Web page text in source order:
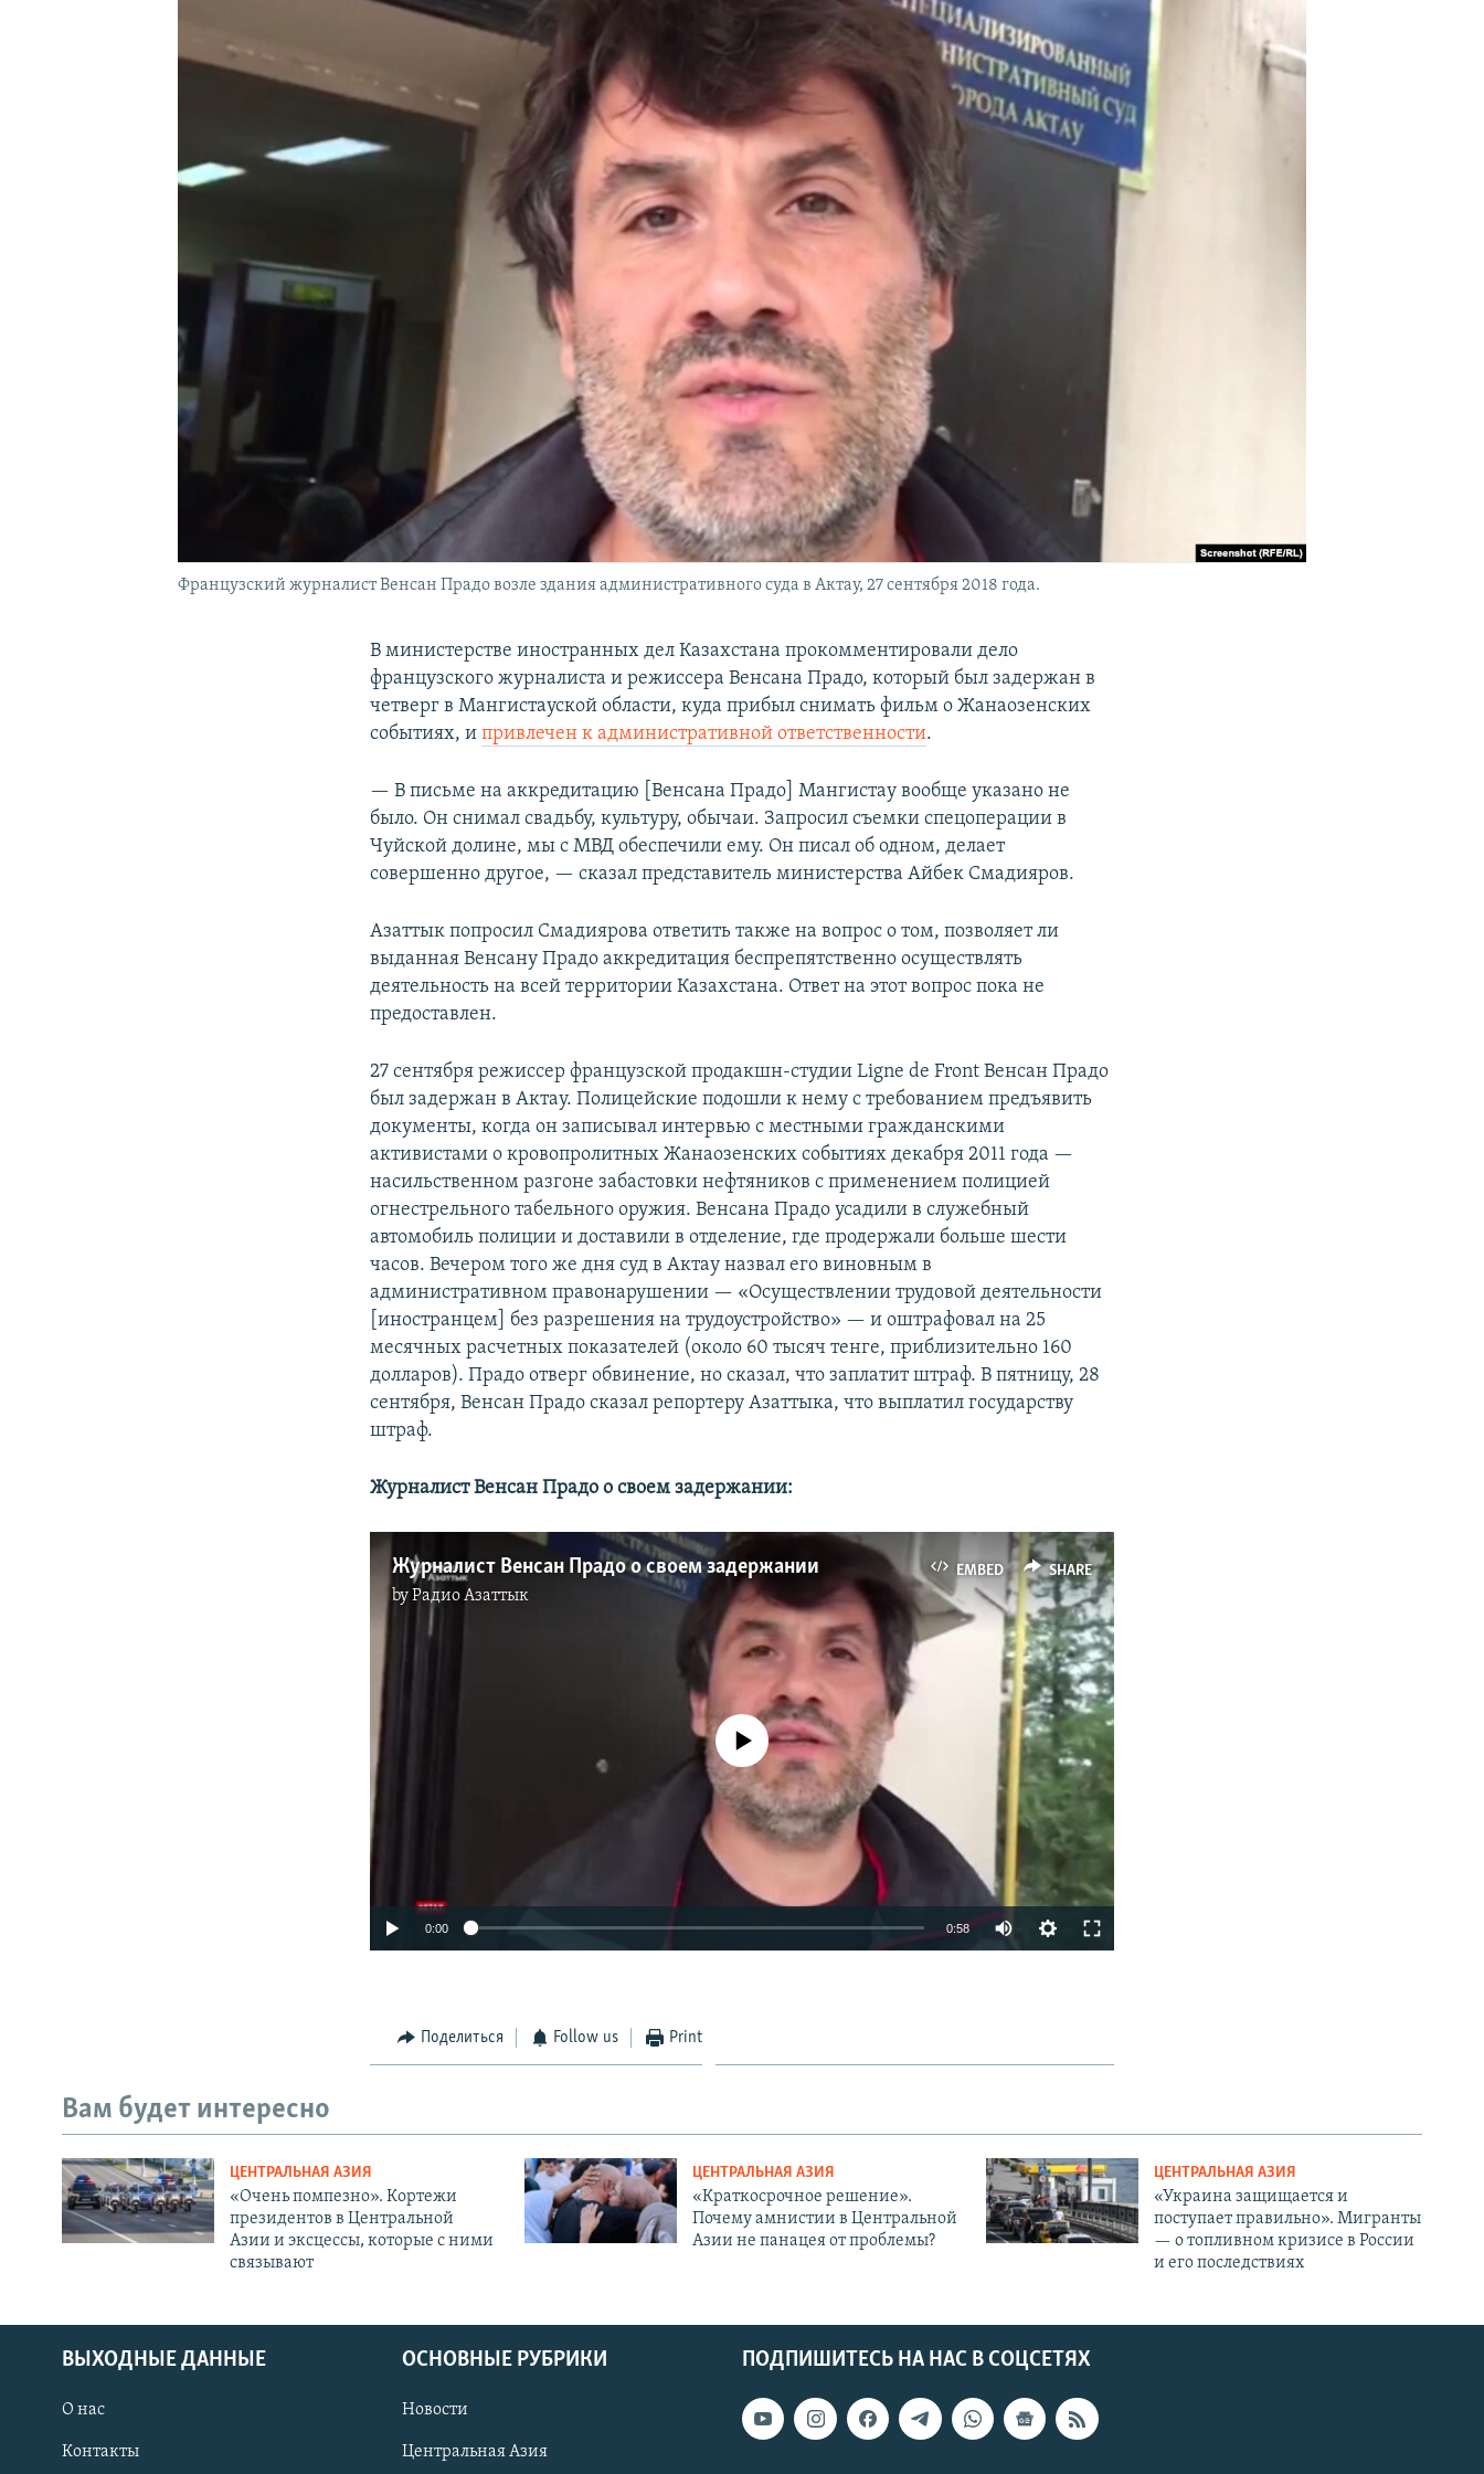
Французский журналист Венсан Прадо возле здания административного суда в Актау, 27 сентября 2018 года.
В министерстве иностранных дел Казахстана прокомментировали дело
французского журналиста и режиссера Венсана Прадо, который был задержан в
четверг в Мангистауской области, куда прибыл снимать фильм о Жанаозенских
событиях, ипривлечен к административной ответственности.
— В письме на аккредитацию [Венсана Прадо] Мангистау вообще указано не
было. Он снимал свадьбу, культуру, обычаи. Запросил съемки спецоперации в
Чуйской долине, мы с МВД обеспечили ему. Он писал об одном, делает
совершенно другое, — сказал представитель министерства Айбек Смадияров.
Азаттык попросил Смадиярова ответить также на вопрос о том, позволяет ли
выданная Венсану Прадо аккредитация беспрепятственно осуществлять
деятельность на всей территории Казахстана. Ответ на этот вопрос пока не
предоставлен.
27 сентября режиссер французской продакшн-студии Ligne de Front Венсан Прадо
был задержан в Актау. Полицейские подошли к нему с требованием предъявить
документы, когда он записывал интервью с местными гражданскими
активистами о кровопролитных Жанаозенских событиях декабря 2011 года —
насильственном разгоне забастовки нефтяников с применением полицией
огнестрельного табельного оружия. Венсана Прадо усадили в служебный
автомобиль полиции и доставили в отделение, где продержали больше шести
часов. Вечером того же дня суд в Актау назвал его виновным в
административном правонарушении — «Осуществлении трудовой деятельности
[иностранцем] без разрешения на трудоустройство» — и оштрафовал на 25
месячных расчетных показателей (около 60 тысяч тенге, приблизительно 160
долларов). Прадо отверг обвинение, но сказал, что заплатит штраф. В пятницу, 28
сентября, Венсан Прадо сказал репортеру Азаттыка, что выплатил государству
штраф.
Журналист Венсан Прадо о своем задержании:
EMBED SHARE
Журналист Венсан Прадо о своем задержании
byРадио Азаттык
width
No media source currently available
0:00 0:58
Поделиться Follow us Print
Вам будет интересно
ЦЕНТРАЛЬНАЯ АЗИЯ
«Очень помпезно». Кортежи
президентов в Центральной
Азии и эксцессы, которые с ними
связывают
ЦЕНТРАЛЬНАЯ АЗИЯ
«Краткосрочное решение».
Почему амнистии в Центральной
Азии не панацея от проблемы?
ЦЕНТРАЛЬНАЯ АЗИЯ
«Украина защищается и
поступает правильно». Мигранты
— о топливном кризисе в России
и его последствиях
ПОДПИШИТЕСЬ НА НАС В СОЦСЕТЯХ
ВЫХОДНЫЕ ДАННЫЕ
О нас
Контакты
ОСНОВНЫЕ РУБРИКИ
Новости
Центральная Азия